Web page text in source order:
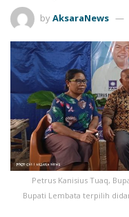
byAksaraNews
Petrus Kanisius Tuaq,
Bupati Lembata terpilih